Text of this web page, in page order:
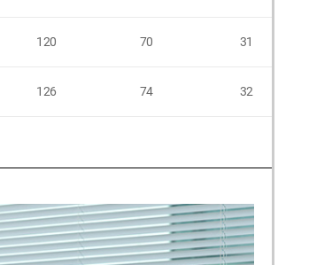
120 70 31
126 74 32